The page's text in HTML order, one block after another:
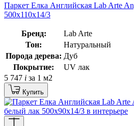
Паркет Елка Английская Lab Arte
500х110х14/3
Бренд:
Lab Arte
Тон:
Натуральный
Порода дерева: Дуб
Покрытие:
UV лак
5 747 i за 1 м2
Купить